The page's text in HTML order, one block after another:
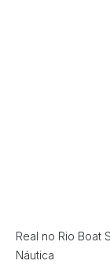
Real no Rio Boat
Náutica